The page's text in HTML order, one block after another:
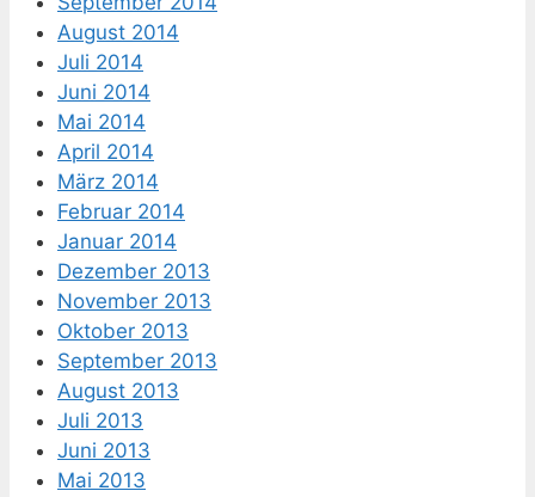
August 2014
Juli 2014
Juni 2014
Mai 2014
April 2014
März 2014
Februar 2014
Januar 2014
Dezember 2013
November 2013
Oktober 2013
September 2013
August 2013
Juli 2013
Juni 2013
Mai 2013